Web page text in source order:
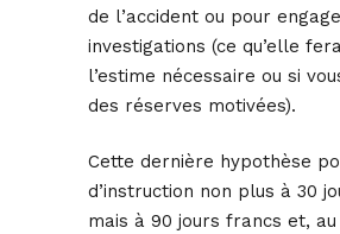
de l’accident ou pour
investigations (ce qu’elle
l’estime nécessaire ou si
des réserves motivées).
Cette dernière hypothèse
d’instruction non plus à 30
mais à 90 jours francs et,